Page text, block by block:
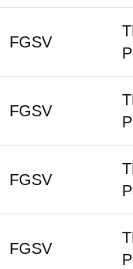
FGSV
FGSV
FGSV
FGSV